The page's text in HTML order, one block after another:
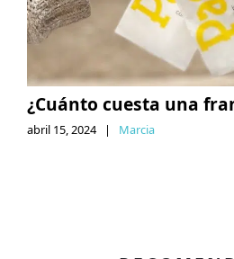
¿Cuánto cuesta una
abril 15, 2024 | Marcia